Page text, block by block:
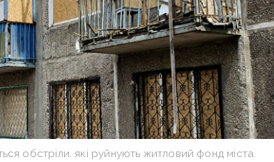
обстріли. які руйнують житловий фонд міста.